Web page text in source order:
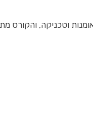
וטכניקה, והקורס